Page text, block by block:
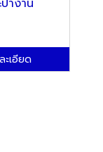
างาน
ะเอียด